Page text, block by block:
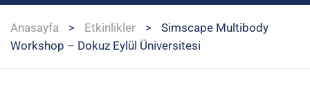
Anasayfa > Etkinlikler >
Simscape Multibody
Workshop – Dokuz Eylül Üniversitesi